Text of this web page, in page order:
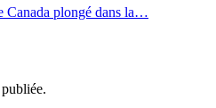
Canada plongé dans la…